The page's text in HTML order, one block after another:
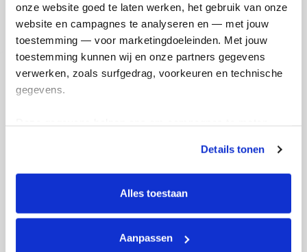
onze website goed te laten werken, het gebruik van onze
website en campagnes te analyseren en — met jouw
toestemming — voor marketingdoeleinden. Met jouw
toestemming kunnen wij en onze partners gegevens
verwerken, zoals surfgedrag, voorkeuren en technische
gegevens.
tonen. Je kunt je toestemming op elk moment wijzigen of
intrekken via Cookie instellingen onderaan de pagina. De
lijst met cookies is te vinden in het tabblad “details”.
Details tonen
Alles toestaan
Aanpassen
Creditcard
Referentie
Ik wil bijdragen aan de transactiekosten
en betaal €0.75 extra.
Doneer nu